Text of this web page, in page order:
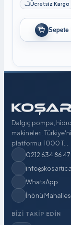
Ücretsiz Kargo
Sepete
Dalgıç pompa,
makineleri.
platformu. 1000 T...
0212 634 86 47
WhatsApp
İnönü
BIZI TAKIP EDIN